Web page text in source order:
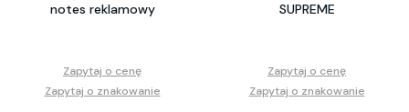
notes reklamowy
Zapytaj o cenę
Zapytaj o znakowanie
SUPREME
Zapytaj o cenę
Zapytaj o znakowanie